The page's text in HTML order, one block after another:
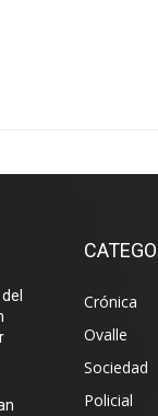
Crónica
Ovalle
Sociedad
Policial